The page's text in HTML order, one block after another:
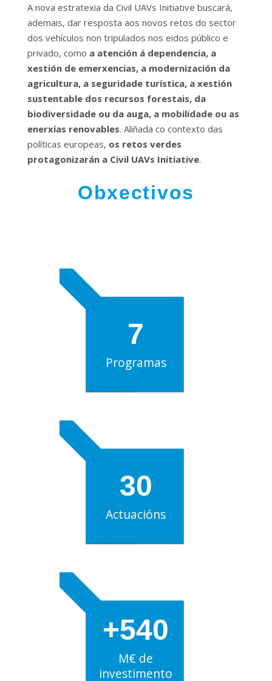
A nova estratexia da Civil UAVs Initiative buscará,
ademais, dar resposta aos novos retos do sector
dos vehículos non tripulados nos eidos público e
privado, como a atención á dependencia, a
xestión de emerxencias, a modernización da
agricultura, a seguridade turística, a xestión
sustentable dos recursos forestais, da
biodiversidade ou da auga, a mobilidade ou as
enerxías renovables. Aliñada co contexto das
políticas europeas, os retos verdes
protagonizarán a Civil UAVs Initiative.
Obxectivos
7
Programas
30
Actuacións
+540
M€ de
investimento